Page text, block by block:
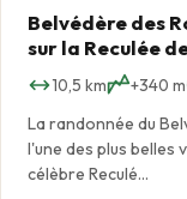
Belvédère des
sur la Reculée
10,5 km +340 m
La randonnée du
l'une des plus belles
célèbre Reculé…